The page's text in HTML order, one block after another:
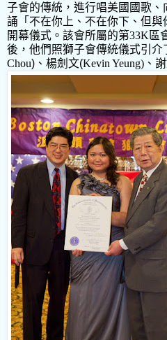
子會的傳統，進行唱美國國歌
誦「不在你上、不在你下、但
開幕儀式。該會所屬的第33K區
後，他們照獅子會傳統儀式引介
Chou) 、楊劍文(Kevin Yeung) 、